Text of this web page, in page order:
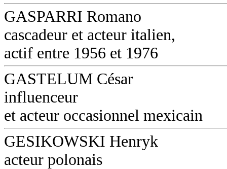
GASPARRI Romano
cascadeur et acteur italien,
actif entre 1956 et 1976
GASTELUM César
influenceur
et acteur occasionnel mexicain
GESIKOWSKI Henryk
acteur polonais